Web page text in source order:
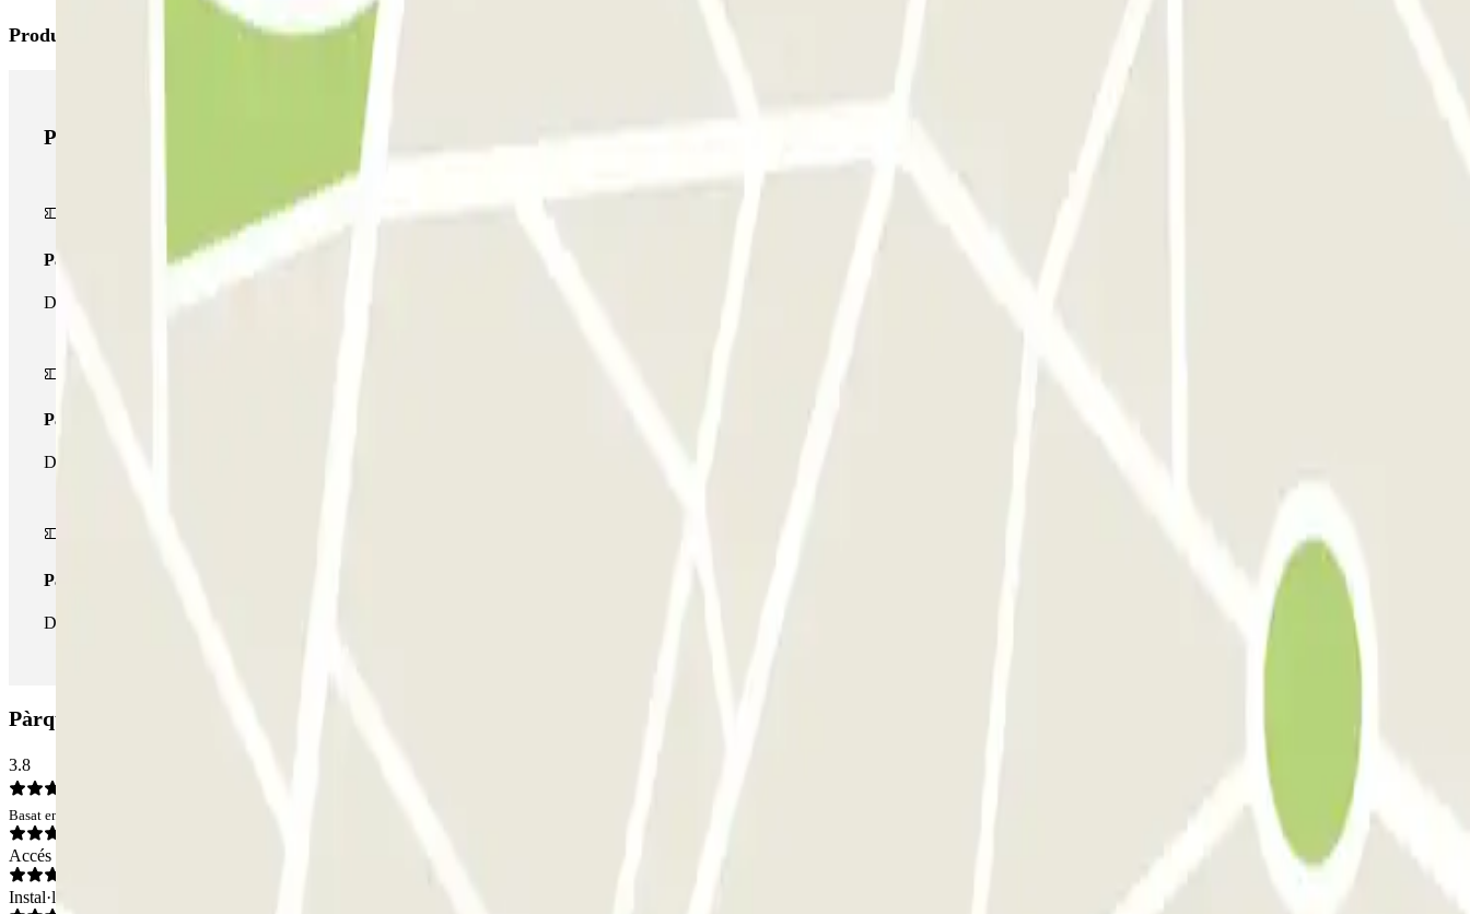
Productes de Parclick
Productes de Parclick
Passi simple
Durant la teva estada podràs entrar i sortir una única vegada al pàrquing
Passi multipàrquing
Durant la teva estada podràs fer ús de tota la xarxa de pàrquings d'aquest operador disponibles a Parclick.
Passi il·limitat
Durant la teva estada podràs entrar i sortir del pàrquing totes les vegades que vulguis.
Pàrquing Karpark - Valet - Barajas: Opinions
3.8
Basat en 2 opinions
Accés
Instal·lacions